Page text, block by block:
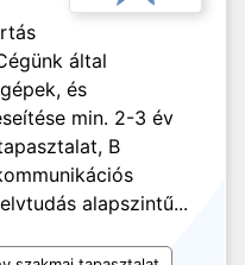
által
és
min. 2-3 év
B
alapszintű...